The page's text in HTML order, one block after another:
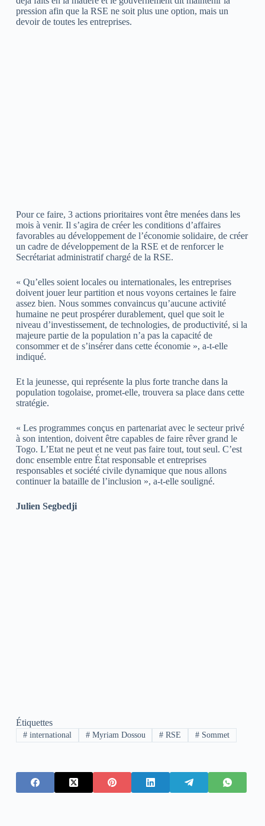
pression afin que la RSE ne soit plus une option, mais un
devoir de toutes les entreprises.
Pour ce faire, 3 actions prioritaires vont être menées dans les
mois à venir. Il s’agira de créer les conditions d’affaires
favorables au développement de l’économie solidaire, de créer
un cadre de développement de la RSE et de renforcer le
Secrétariat administratif chargé de la RSE.
« Qu’elles soient locales ou internationales, les entreprises
doivent jouer leur partition et nous voyons certaines le faire
assez bien. Nous sommes convaincus qu’aucune activité
humaine ne peut prospérer durablement, quel que soit le
niveau d’investissement, de technologies, de productivité, si la
majeure partie de la population n’a pas la capacité de
consommer et de s’insérer dans cette économie », a-t-elle
indiqué.
Et la jeunesse, qui représente la plus forte tranche dans la
population togolaise, promet-elle, trouvera sa place dans cette
stratégie.
« Les programmes conçus en partenariat avec le secteur privé
à son intention, doivent être capables de faire rêver grand le
Togo. L’Etat ne peut et ne veut pas faire tout, tout seul. C’est
donc ensemble entre État responsable et entreprises
responsables et société civile dynamique que nous allons
continuer la bataille de l’inclusion », a-t-elle souligné.
Julien Segbedji
Étiquettes
#international #Myriam Dossou # RSE # Sommet